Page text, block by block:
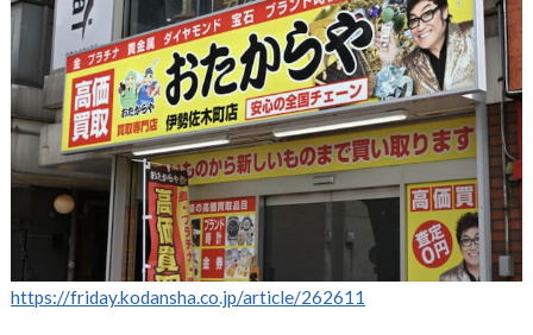
https://friday.kodansha.co.jp/article/262611